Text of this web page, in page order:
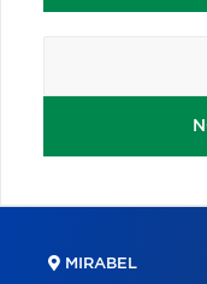
MIRABEL